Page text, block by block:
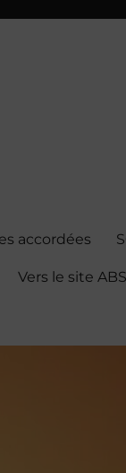
accordées
Vers le site